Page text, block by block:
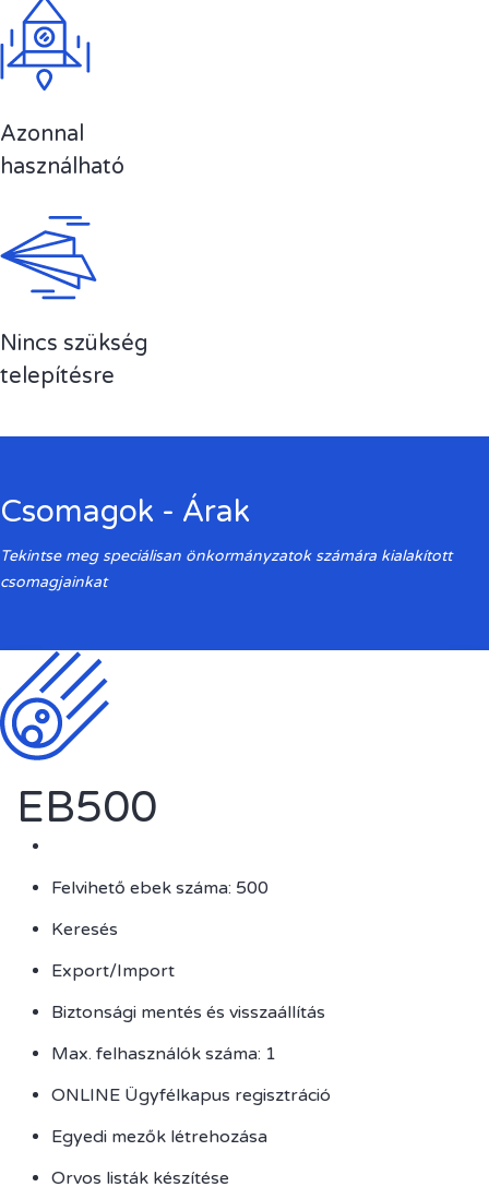
Azonnal
használható
Nincs szükség
telepítésre
Csomagok - Árak
Tekintse meg speciálisan önkormányzatok számára kialakított
csomagjainkat
EB500
Felvihető ebek száma: 500
Keresés
Export/Import
Biztonsági mentés és visszaállítás
Max. felhasználók száma: 1
ONLINE Ügyfélkapus regisztráció
Egyedi mezők létrehozása
Orvos listák készítése